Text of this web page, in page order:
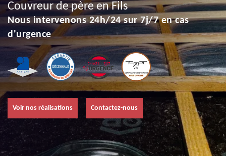
Couvreur de père en Fils
Nous intervenons 24h/24 sur 7j/7 en cas
d'urgence
Voir nos réalisations Contactez-nous